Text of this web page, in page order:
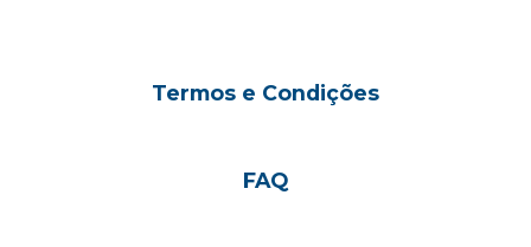
Termos e Condições
FAQ